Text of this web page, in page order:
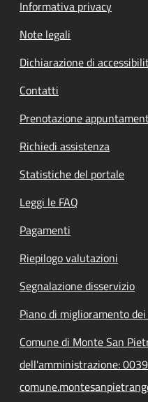
Informativa privacy
Note legali
Dichiarazione di
Contatti
Prenotazione
Richiedi assistenza
Statistiche del portale
Leggi le FAQ
Pagamenti
Riepilogo valutazioni
Segnalazione disservizio
Piano di miglioramento
Comune di Monte San
dell'amministrazione: